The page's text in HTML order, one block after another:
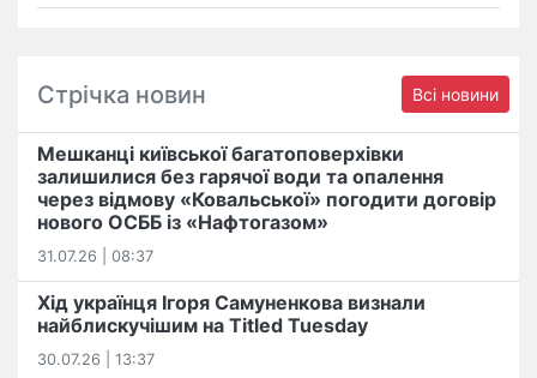
Стрічка новин Всі новини
Мешканці київської багатоповерхівки
залишилися без гарячої води та опалення
через відмову «Ковальської» погодити договір
нового ОСББ із «Нафтогазом»
31.07.26 | 08:37
Хід українця Ігоря Самуненкова визнали
найблискучішим на Titled Tuesday
30.07.26 | 13:37